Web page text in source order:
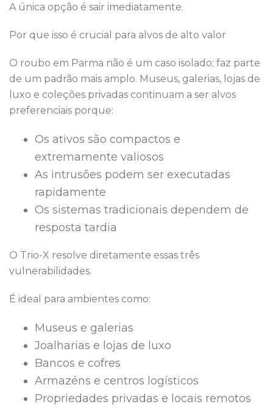
A única opção é sair imediatamente.
Por que isso é crucial para alvos de alto valor
O roubo em Parma não é um caso isolado; faz parte
de um padrão mais amplo. Museus, galerias, lojas de
luxo e coleções privadas continuam a ser alvos
preferenciais porque:
Os ativos são compactos e
extremamente valiosos
As intrusões podem ser executadas
rapidamente
Os sistemas tradicionais dependem de
resposta tardia
O Trio-X resolve diretamente essas três
vulnerabilidades.
É ideal para ambientes como:
Museus e galerias
Joalharias e lojas de luxo
Bancos e cofres
Armazéns e centros logísticos
Propriedades privadas e locais remotos